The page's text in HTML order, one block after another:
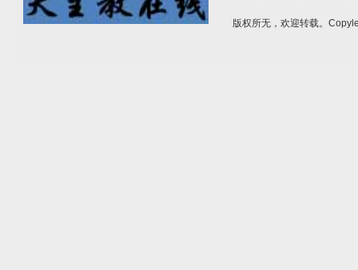
版权所无，欢迎转载。